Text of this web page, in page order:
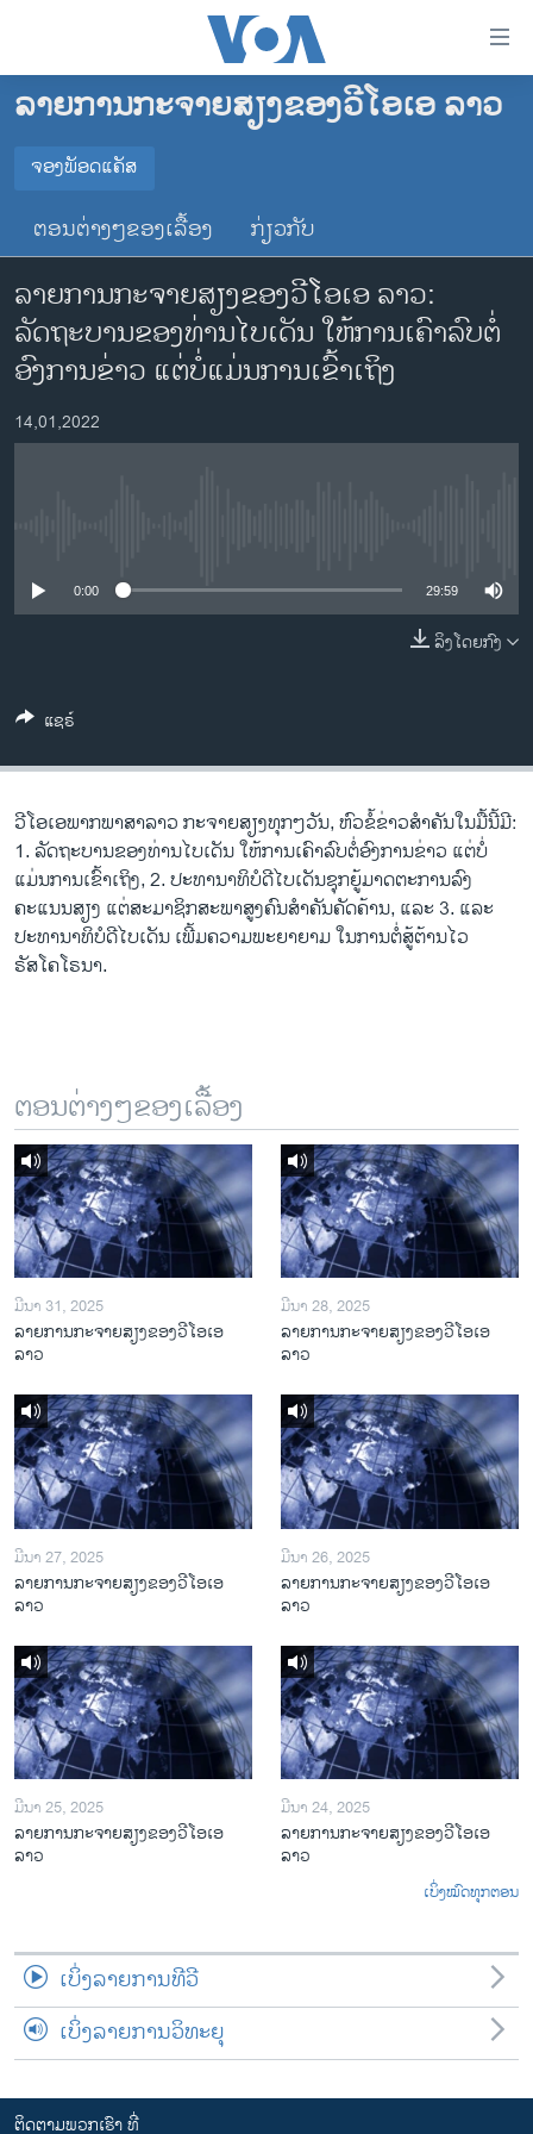
ເຂົ້າ
ຂ້າມ
ໄປ
ຊອກ
ຄົ້ນ
ໂຮມເພຈ
ລາວ
ອາເມຣິກາ
ການເລືອກຕັ້ງ ປະທານາທີບໍດີ ສະຫະລັດ 2024
ຂ່າວ​ຈີນ
ໂລກ
ເອເຊຍ
ອິດສະຫຼະພາບດ້ານການຂ່າວ
ທຸລະກິດ
ສຽງ
ລາຍການກະຈາຍສຽງ
ພາສາຕ່າງໆ
ລາຍການກະຈາຍສຽງຂອງວີໂອເອ ລາວ
ຈອງພັອດແຄັສ
ຈອງພັອດແຄັສ
YouTube
ຕອນຕ່າງໆຂອງເລື້ອງ ກ່ຽວກັບ
ລາຍການກະຈາຍສຽງຂອງວີໂອເອ ລາວ:
ລັດຖະບານຂອງທ່ານໄບເດັນ ໃຫ້ການເຄົາລົບຕໍ່
ອົງການຂ່າວ ແຕ່ບໍ່ແມ່ນການເຂົ້າເຖິງ
14,01,2022
0:00 29:59
ລິງໂດຍກົງ
ແຊຣ໌
ວີ​ໂອ​ເອພາກ​ພາສາ​ລາວ​ ກະຈາຍສຽງ​ທຸກໆ​ວັນ, ຫົວຂໍ້ຂ່າວສໍາຄັນໃນມື້ນີ້ມີ:
1. ລັດຖະບານຂອງທ່ານໄບເດັນ ໃຫ້ການເຄົາລົບຕໍ່ອົງການຂ່າວ ແຕ່ບໍ່
ແມ່ນການເຂົ້າເຖິງ, 2. ປະທານາທິບໍດີໄບເດັນຊຸກຍູ້ມາດຕະການລົງ
ຄະແນນສຽງ ແຕ່ສະມາຊິກສະພາສູງຄົນສຳຄັນຄັດຄ້ານ, ແລະ 3. ແລະ
ປະທານາທິບໍດີໄບເດັນ ເພີ້ມຄວາມພະຍາຍາມ ໃນການຕໍ່ສູ້ຕ້ານໄວ
ຣັສໂຄໂຣນາ.
ຕອນຕ່າງໆຂອງເລື້ອງ
ມີນາ 31, 2025
ລາຍການກະຈາຍສຽງຂອງວີໂອເອ
ລາວ
ມີນາ 28, 2025
ລາຍການກະຈາຍສຽງຂອງວີໂອເອ
ລາວ
ມີນາ 27, 2025
ລາຍການກະຈາຍສຽງຂອງວີໂອເອ
ລາວ
ມີນາ 26, 2025
ລາຍການກະຈາຍສຽງຂອງວີໂອເອ
ລາວ
ມີນາ 25, 2025
ລາຍການກະຈາຍສຽງຂອງວີໂອເອ
ລາວ
ມີນາ 24, 2025
ລາຍການກະຈາຍສຽງຂອງວີໂອເອ
ລາວ
ເບິ່ງໝົດທຸກຕອນ
ເບິ່ງລາຍການທີວີ
ເບິ່ງລາຍການວິທະຍຸ
ຕິດຕາມພວກເຮົາ ທີ່